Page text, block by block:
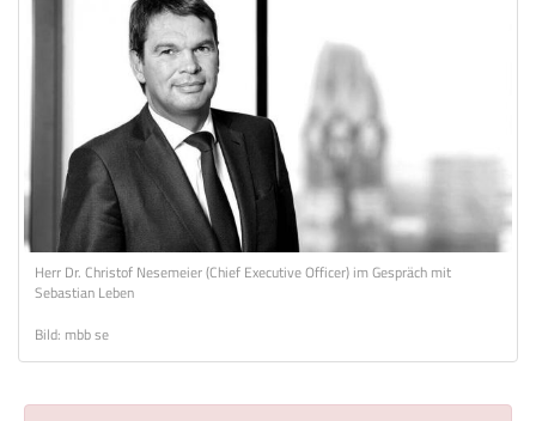
Herr Dr. Christof Nesemeier (Chief Executive Officer) im Gespräch mit
Sebastian Leben
Bild: mbb se